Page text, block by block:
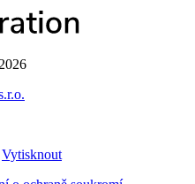
Vytisknout